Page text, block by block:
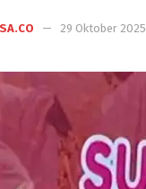
29 Oktober 2025